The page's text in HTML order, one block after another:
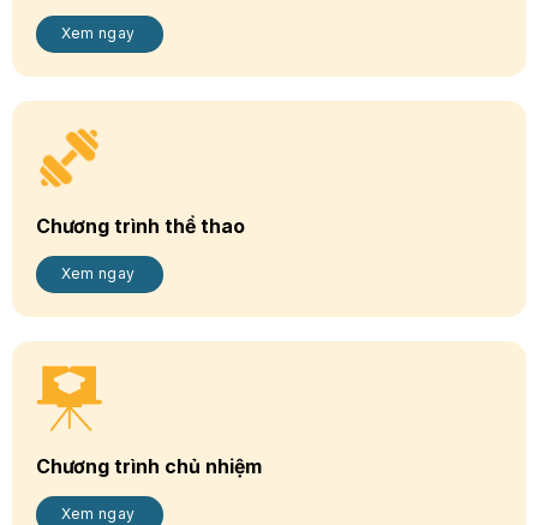
Xem ngay
Chương trình thể thao
Xem ngay
Chương trình chủ nhiệm
Xem ngay